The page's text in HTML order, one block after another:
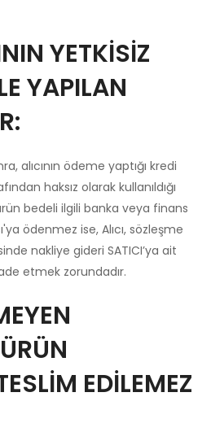
YETKİSİZ
YAPILAN
alıcının ödeme yaptığı kredi
haksız olarak kullanıldığı
bedeli ilgili banka veya finans
ödenmez ise, Alıcı, sözleşme
nakliye gideri SATICI’ya ait
etmek zorundadır.
EDİLEMEZ